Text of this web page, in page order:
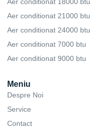
Aer conditionat 18000 btu
Aer conditionat 21000 btu
Aer conditionat 24000 btu
Aer conditionat 7000 btu
Aer conditionat 9000 btu
Meniu
Despre Noi
Service
Contact